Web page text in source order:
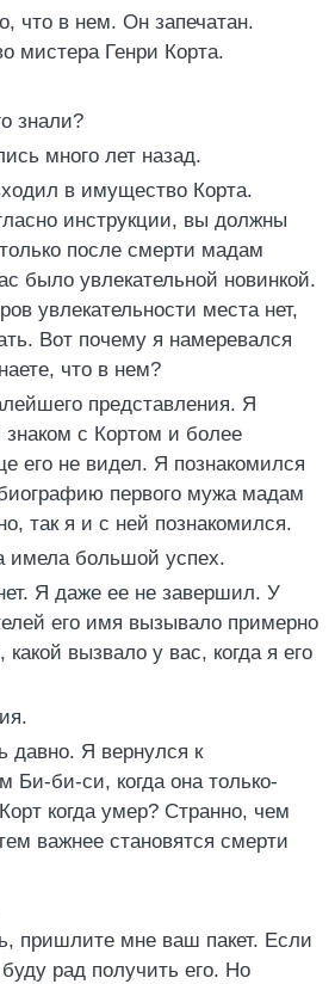
что в нем. Он запечатан.
мистера Генри Корта.
знали?
много лет назад.
в имущество Корта.
инструкции, вы должны
после смерти мадам
было увлекательной новинкой.
увлекательности места нет,
Вот почему я намеревался
что в нем?
представления. Я
знаком с Кортом и более
его не видел. Я познакомился
первого мужа мадам
так я и с ней познакомился.
имела большой успех.
Я даже ее не завершил. У
его имя вызывало примерно
вызвало у вас, когда я его
Я вернулся к
Би-би-си, когда она только-
когда умер? Странно, чем
важнее становятся смерти
пришлите мне ваш пакет. Если
рад получить его. Но